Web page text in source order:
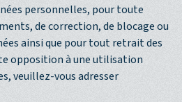
personnelles, pour toute
de correction, de blocage ou
ainsi que pour tout retrait des
opposition à une utilisation
veuillez-vous adresser